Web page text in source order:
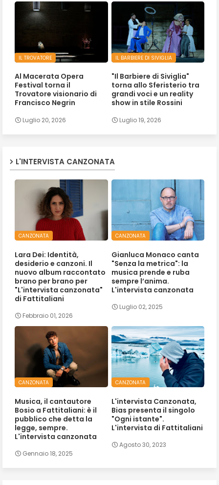
IL TROVATORE
Al Macerata Opera
Festival torna il
Trovatore visionario di
Francisco Negrin
Luglio 20, 2026
IL BARBIERE DI SIVIGLIA
"Il Barbiere di Siviglia"
torna allo Sferisterio tra
grandi voci e un reality
show in stile Rossini
Luglio 19, 2026
L'INTERVISTA CANZONATA
CANZONATA
Lara Dei: Identità,
desiderio e canzoni. Il
nuovo album raccontato
brano per brano per
"L'intervista canzonata"
di Fattitaliani
Febbraio 01, 2026
CANZONATA
Gianluca Monaco canta
"Senza la metrica": la
musica prende e ruba
sempre l’anima.
L'intervista canzonata
Luglio 02, 2025
CANZONATA
Musica, il cantautore
Bosio a Fattitaliani: è il
pubblico che detta la
legge, sempre.
L'intervista canzonata
Gennaio 18, 2025
CANZONATA
L'intervista Canzonata,
Bias presenta il singolo
"Ogni istante".
L'intervista di Fattitaliani
Agosto 30, 2023